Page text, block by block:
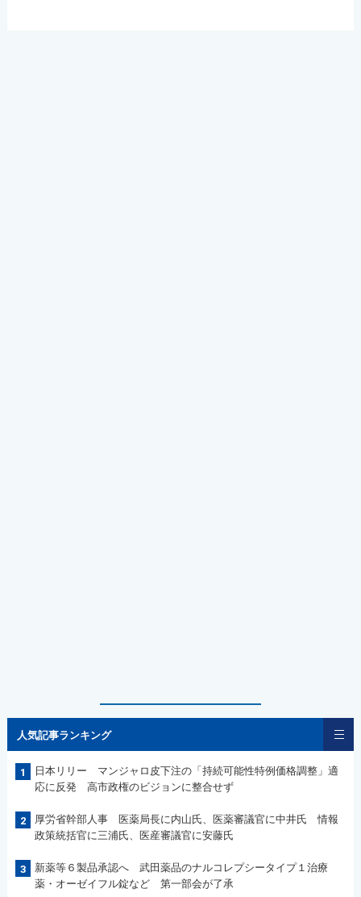
人気記事ランキング
1
日本リリー マンジャロ皮下注の「持続可能性特例価格調整」適
応に反発 高市政権のビジョンに整合せず
2
厚労省幹部人事 医薬局長に内山氏、医薬審議官に中井氏 情報
政策統括官に三浦氏、医産審議官に安藤氏
3
新薬等６製品承認へ 武田薬品のナルコレプシータイプ１治療
薬・オーゼイフル錠など 第一部会が了承